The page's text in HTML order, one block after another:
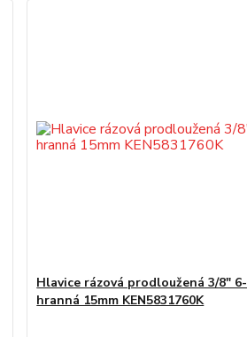
Hlavice rázová prodloužená 3/8" 6-
hranná 15mm KEN5831760K